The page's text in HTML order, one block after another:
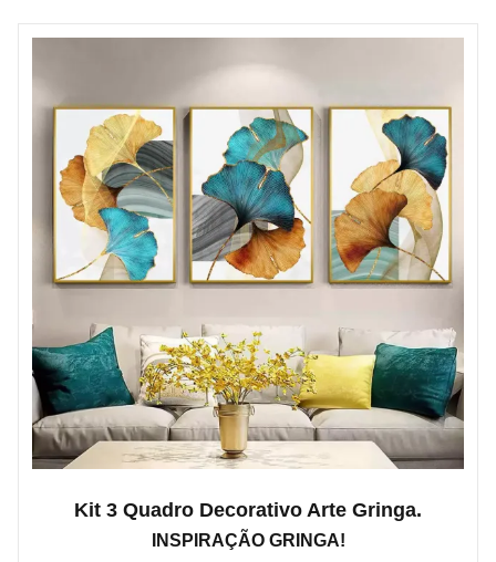
Kit 3 Quadro Decorativo Arte Gringa.
INSPIRAÇÃO GRINGA!